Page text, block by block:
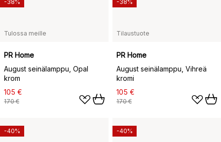
Tulossa meille
PR Home
August seinälamppu, Opal
krom
105 €
170 €
-38%
Tilaustuote
PR Home
August seinälamppu, Vihreä
kromi
105 €
170 €
-38%
-40% -40%